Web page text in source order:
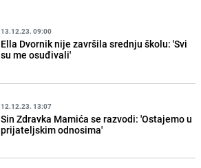
13.12.23. 09:00
Ella Dvornik nije završila srednju školu: 'Svi
su me osuđivali'
12.12.23. 13:07
Sin Zdravka Mamića se razvodi: 'Ostajemo u
prijateljskim odnosima'